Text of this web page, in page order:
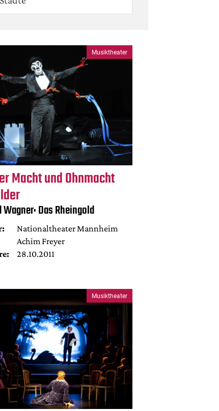
Musiktheater
Macht und Ohnmacht
Wagner: Das Rheingold
Nationaltheater Mannheim
Achim Freyer
28.10.2011
Musiktheater